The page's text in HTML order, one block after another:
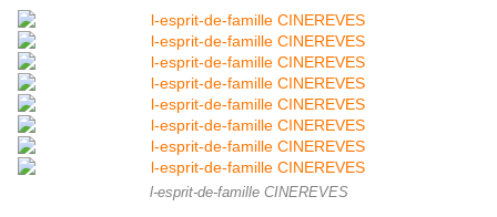
l-esprit-de-famille CINEREVES